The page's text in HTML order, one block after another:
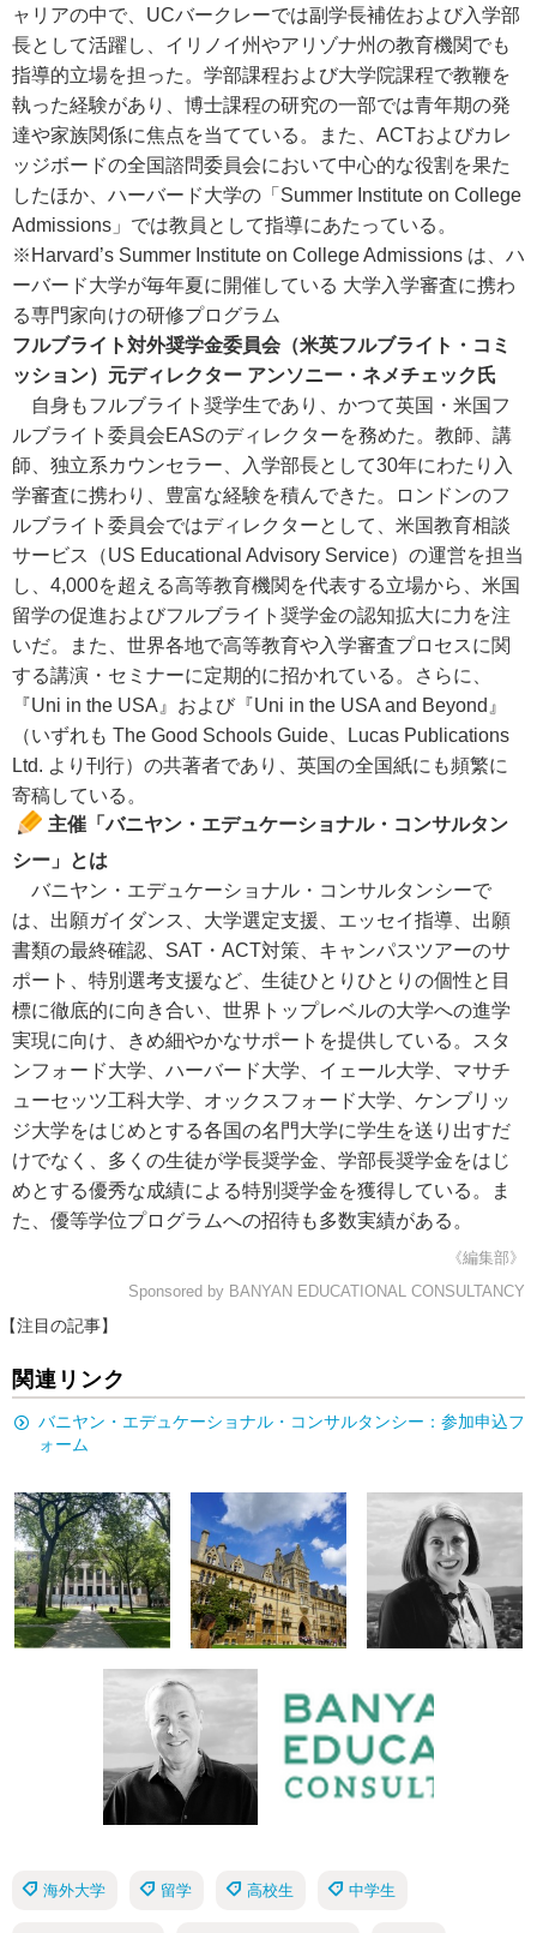
ャリアの中で、UCバークレーでは副学長補佐および入学部
長として活躍し、イリノイ州やアリゾナ州の教育機関でも
指導的立場を担った。学部課程および大学院課程で教鞭を
執った経験があり、博士課程の研究の一部では青年期の発
達や家族関係に焦点を当てている。また、ACTおよびカレ
ッジボードの全国諮問委員会において中心的な役割を果た
したほか、ハーバード大学の「Summer Institute on College
Admissions」では教員として指導にあたっている。
※Harvard’s Summer Institute on College Admissions は、ハ
ーバード大学が毎年夏に開催している 大学入学審査に携わ
る専門家向けの研修プログラム
フルブライト対外奨学金委員会（米英フルブライト・コミ
ッション）元ディレクター アンソニー・ネメチェック氏
自身もフルブライト奨学生であり、かつて英国・米国フ
ルブライト委員会EASのディレクターを務めた。教師、講
師、独立系カウンセラー、入学部長として30年にわたり入
学審査に携わり、豊富な経験を積んできた。ロンドンのフ
ルブライト委員会ではディレクターとして、米国教育相談
サービス（US Educational Advisory Service）の運営を担当
し、4,000を超える高等教育機関を代表する立場から、米国
留学の促進およびフルブライト奨学金の認知拡大に力を注
いだ。また、世界各地で高等教育や入学審査プロセスに関
する講演・セミナーに定期的に招かれている。さらに、
『Uni in the USA』および『Uni in the USA and Beyond』
（いずれも The Good Schools Guide、Lucas Publications
Ltd. より刊行）の共著者であり、英国の全国紙にも頻繁に
寄稿している。
主催「バニヤン・エデュケーショナル・コンサルタン
シー」とは
バニヤン・エデュケーショナル・コンサルタンシーで
は、出願ガイダンス、大学選定支援、エッセイ指導、出願
書類の最終確認、SAT・ACT対策、キャンパスツアーのサ
ポート、特別選考支援など、生徒ひとりひとりの個性と目
標に徹底的に向き合い、世界トップレベルの大学への進学
実現に向け、きめ細やかなサポートを提供している。スタ
ンフォード大学、ハーバード大学、イェール大学、マサチ
ューセッツ工科大学、オックスフォード大学、ケンブリッ
ジ大学をはじめとする各国の名門大学に学生を送り出すだ
けでなく、多くの生徒が学長奨学金、学部長奨学金をはじ
めとする優秀な成績による特別奨学金を獲得している。ま
た、優等学位プログラムへの招待も多数実績がある。
《編集部》
Sponsored by BANYAN EDUCATIONAL CONSULTANCY
【注目の記事】
関連リンク
バニヤン・エデュケーショナル・コンサルタンシー：参加申込フ
ォーム
海外大学 留学 高校生 中学生